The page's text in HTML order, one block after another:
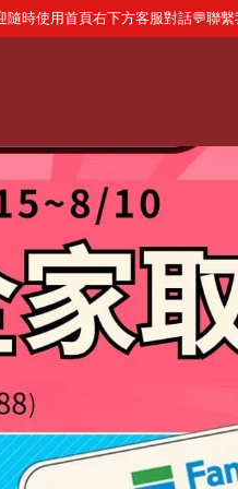
時使用首頁右下方客服對話 💬聯繫